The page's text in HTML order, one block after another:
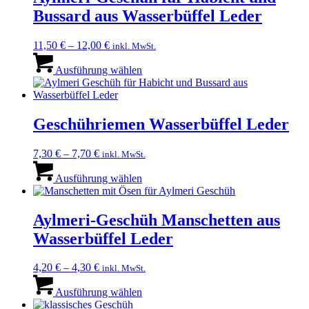
Die
Optionen
auf
der
gewählt
werden
Bussard aus Wasserbüffel Leder
11,50 € – 12,00 € inkl. MwSt.
Ausführung wählen
weist
auf.
Die
können
der
Produktseite
werden
Geschühriemen Wasserbüffel Leder
7,30 € – 7,70 € inkl. MwSt.
Ausführung wählen
weist
Varianten
auf.
Die
können
Aylmeri-Geschüh Manschetten aus
Wasserbüffel Leder
4,20 € – 4,30 € inkl. MwSt.
Ausführung wählen